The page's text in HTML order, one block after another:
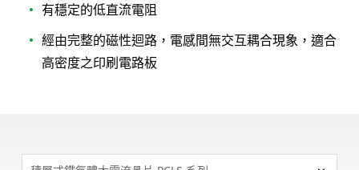
有穩定的低直流電阻
經由完整的磁性迴路，電感間無交互耦合現象，適合
高密度之印刷電路板